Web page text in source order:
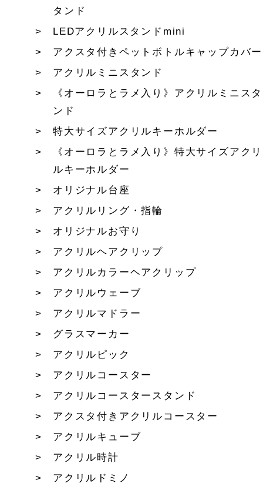
タンド
LEDアクリルスタンドmini
アクスタ付きペットボトルキャップカバー
アクリルミニスタンド
《オーロラとラメ入り》アクリルミニスタ
ンド
特大サイズアクリルキーホルダー
《オーロラとラメ入り》特大サイズアクリ
ルキーホルダー
オリジナル台座
アクリルリング・指輪
オリジナルお守り
アクリルヘアクリップ
アクリルカラーヘアクリップ
アクリルウェーブ
アクリルマドラー
グラスマーカー
アクリルピック
アクリルコースター
アクリルコースタースタンド
アクスタ付きアクリルコースター
アクリルキューブ
アクリル時計
アクリルドミノ